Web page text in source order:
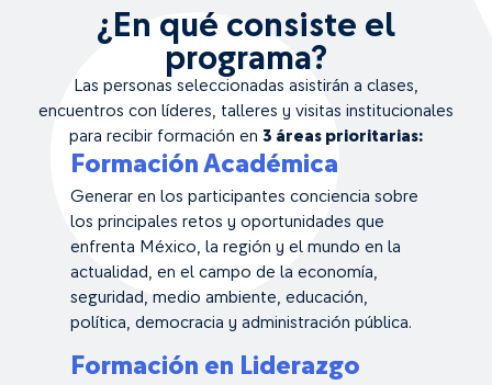
¿En qué consiste el
programa?
Las personas seleccionadas asistirán a clases,
encuentros con líderes, talleres y visitas institucionales
para recibir formación en 3 áreas prioritarias:
Formación Académica
Generar en los participantes conciencia sobre
los principales retos y oportunidades que
enfrenta México, la región y el mundo en la
actualidad, en el campo de la economía,
seguridad, medio ambiente, educación,
política, democracia y administración pública.
Formación en Liderazgo